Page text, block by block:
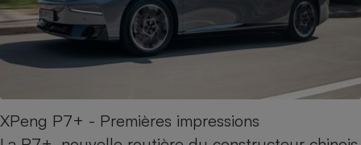
XPeng P7+ - Premières impressions